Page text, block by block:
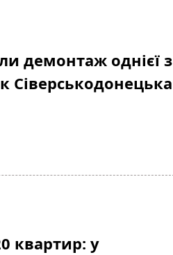
демонтаж однієї з
Сіверськодонецька
квартир: у